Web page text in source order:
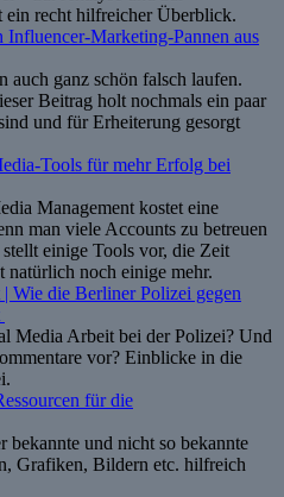
recht hilfreicher Überblick.
Influencer-Marketing-Pannen aus
auch ganz schön falsch laufen.
Beitrag holt nochmals ein paar
und für Erheiterung gesorgt
Tools für mehr Erfolg bei
Management kostet eine
man viele Accounts zu betreuen
einige Tools vor, die Zeit
natürlich noch einige mehr.
Wie die Berliner Polizei gegen
Media Arbeit bei der Polizei? Und
vor? Einblicke in die
für die
und nicht so bekannte
Grafiken, Bildern etc. hilfreich